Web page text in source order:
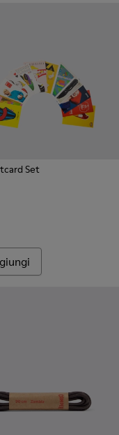
verde scuro
elastici gialli
003 - Lacci elastici
KL00002-002 - Lacci
Set